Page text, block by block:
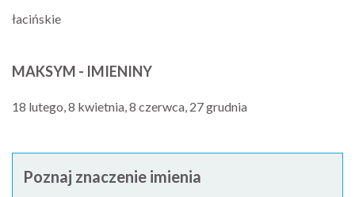
łacińskie
MAKSYM - IMIENINY
18 lutego, 8 kwietnia, 8 czerwca, 27 grudnia
Poznaj znaczenie imienia